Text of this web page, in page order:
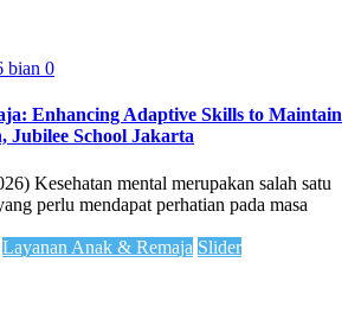
bian 0
Enhancing Adaptive Skills to Maintain
Jubilee School Jakarta
Kesehatan mental merupakan salah satu
perlu mendapat perhatian pada masa
Layanan Anak & Remaja Slider